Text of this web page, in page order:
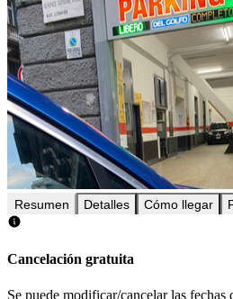
Resumen Detalles Cómo llegar
Cancelación gratuita
Se puede modificar/cancelar las fechas